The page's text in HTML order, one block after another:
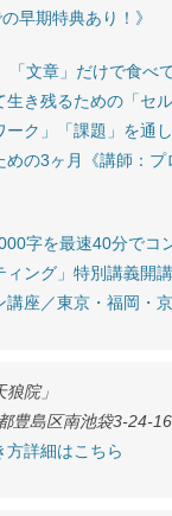
早期特典あり！》
「文章」だけで食べ
生き残るための「セ
ーク」「課題」を通
の3ヶ月《講師：プ
字を最速40分でコ
ィング」特別講義開
座／東京・福岡・京
院」
豊島区南池袋3-24-
方詳細はこちら